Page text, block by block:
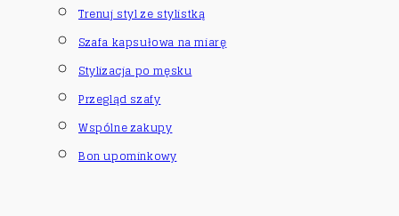
Trenuj styl ze stylistką
Szafa kapsułowa na miarę
Stylizacja po męsku
Przegląd szafy
Wspólne zakupy
Bon upominkowy